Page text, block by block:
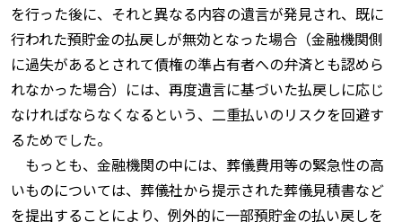
を行った後に、それと異なる内容の遺言が発見され、既に
行われた預貯金の払戻しが無効となった場合（金融機関側
に過失があるとされて債権の準占有者への弁済とも認めら
れなかった場合）には、再度遺言に基づいた払戻しに応じ
なければならなくなるという、二重払いのリスクを回避す
るためでした。
もっとも、金融機関の中には、葬儀費用等の緊急性の高
いものについては、葬儀社から提示された葬儀見積書など
を提出することにより、例外的に一部預貯金の払い戻しを